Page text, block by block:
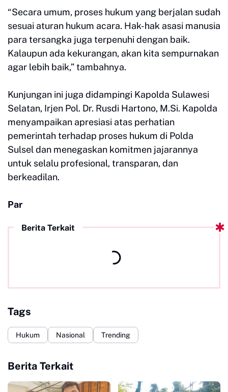
“Secara umum, proses hukum yang berjalan sudah
sesuai aturan hukum acara. Hak-hak asasi manusia
para tersangka juga terpenuhi dengan baik.
Kalaupun ada kekurangan, akan kita sempurnakan
agar lebih baik,” tambahnya.
Kunjungan ini juga didampingi Kapolda Sulawesi
Selatan, Irjen Pol. Dr. Rusdi Hartono, M.Si. Kapolda
menyampaikan apresiasi atas perhatian
pemerintah terhadap proses hukum di Polda
Sulsel dan menegaskan komitmen jajarannya
untuk selalu profesional, transparan, dan
berkeadilan.
Par
Berita Terkait
Tags
Hukum Nasional Trending
Berita Terkait